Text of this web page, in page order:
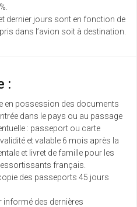
dernier jours sont en fonction de
pris dans l’avion soit à destination.
:
en possession des documents
dans le pays ou au passage
: passeport ou carte
et valable 6 mois après la
et livret de famille pour les
français.
des passeports 45 jours
des dernières